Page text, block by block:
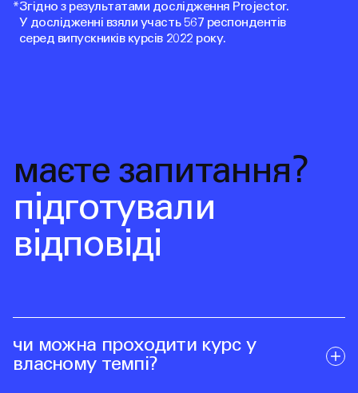
*Згідно з результатами дослідження Projector.
У дослідженні взяли участь 567 респондентів
серед випускників курсів 2022 року.
маєте запитання?
підготували
відповіді
чи можна проходити курс у
власному темпі?